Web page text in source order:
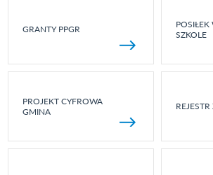
GRANTY PPGR
SZKOLE
PROJEKT CYFROWA
GMINA